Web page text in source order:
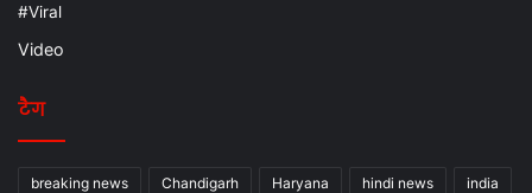
#Viral
Video
टैग
breaking news Chandigarh Haryana hindi news india